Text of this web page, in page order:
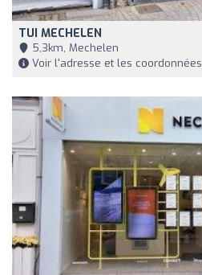
TUI MECHELEN
5,3km, Mechelen
Voir l'adresse et les coordonnées